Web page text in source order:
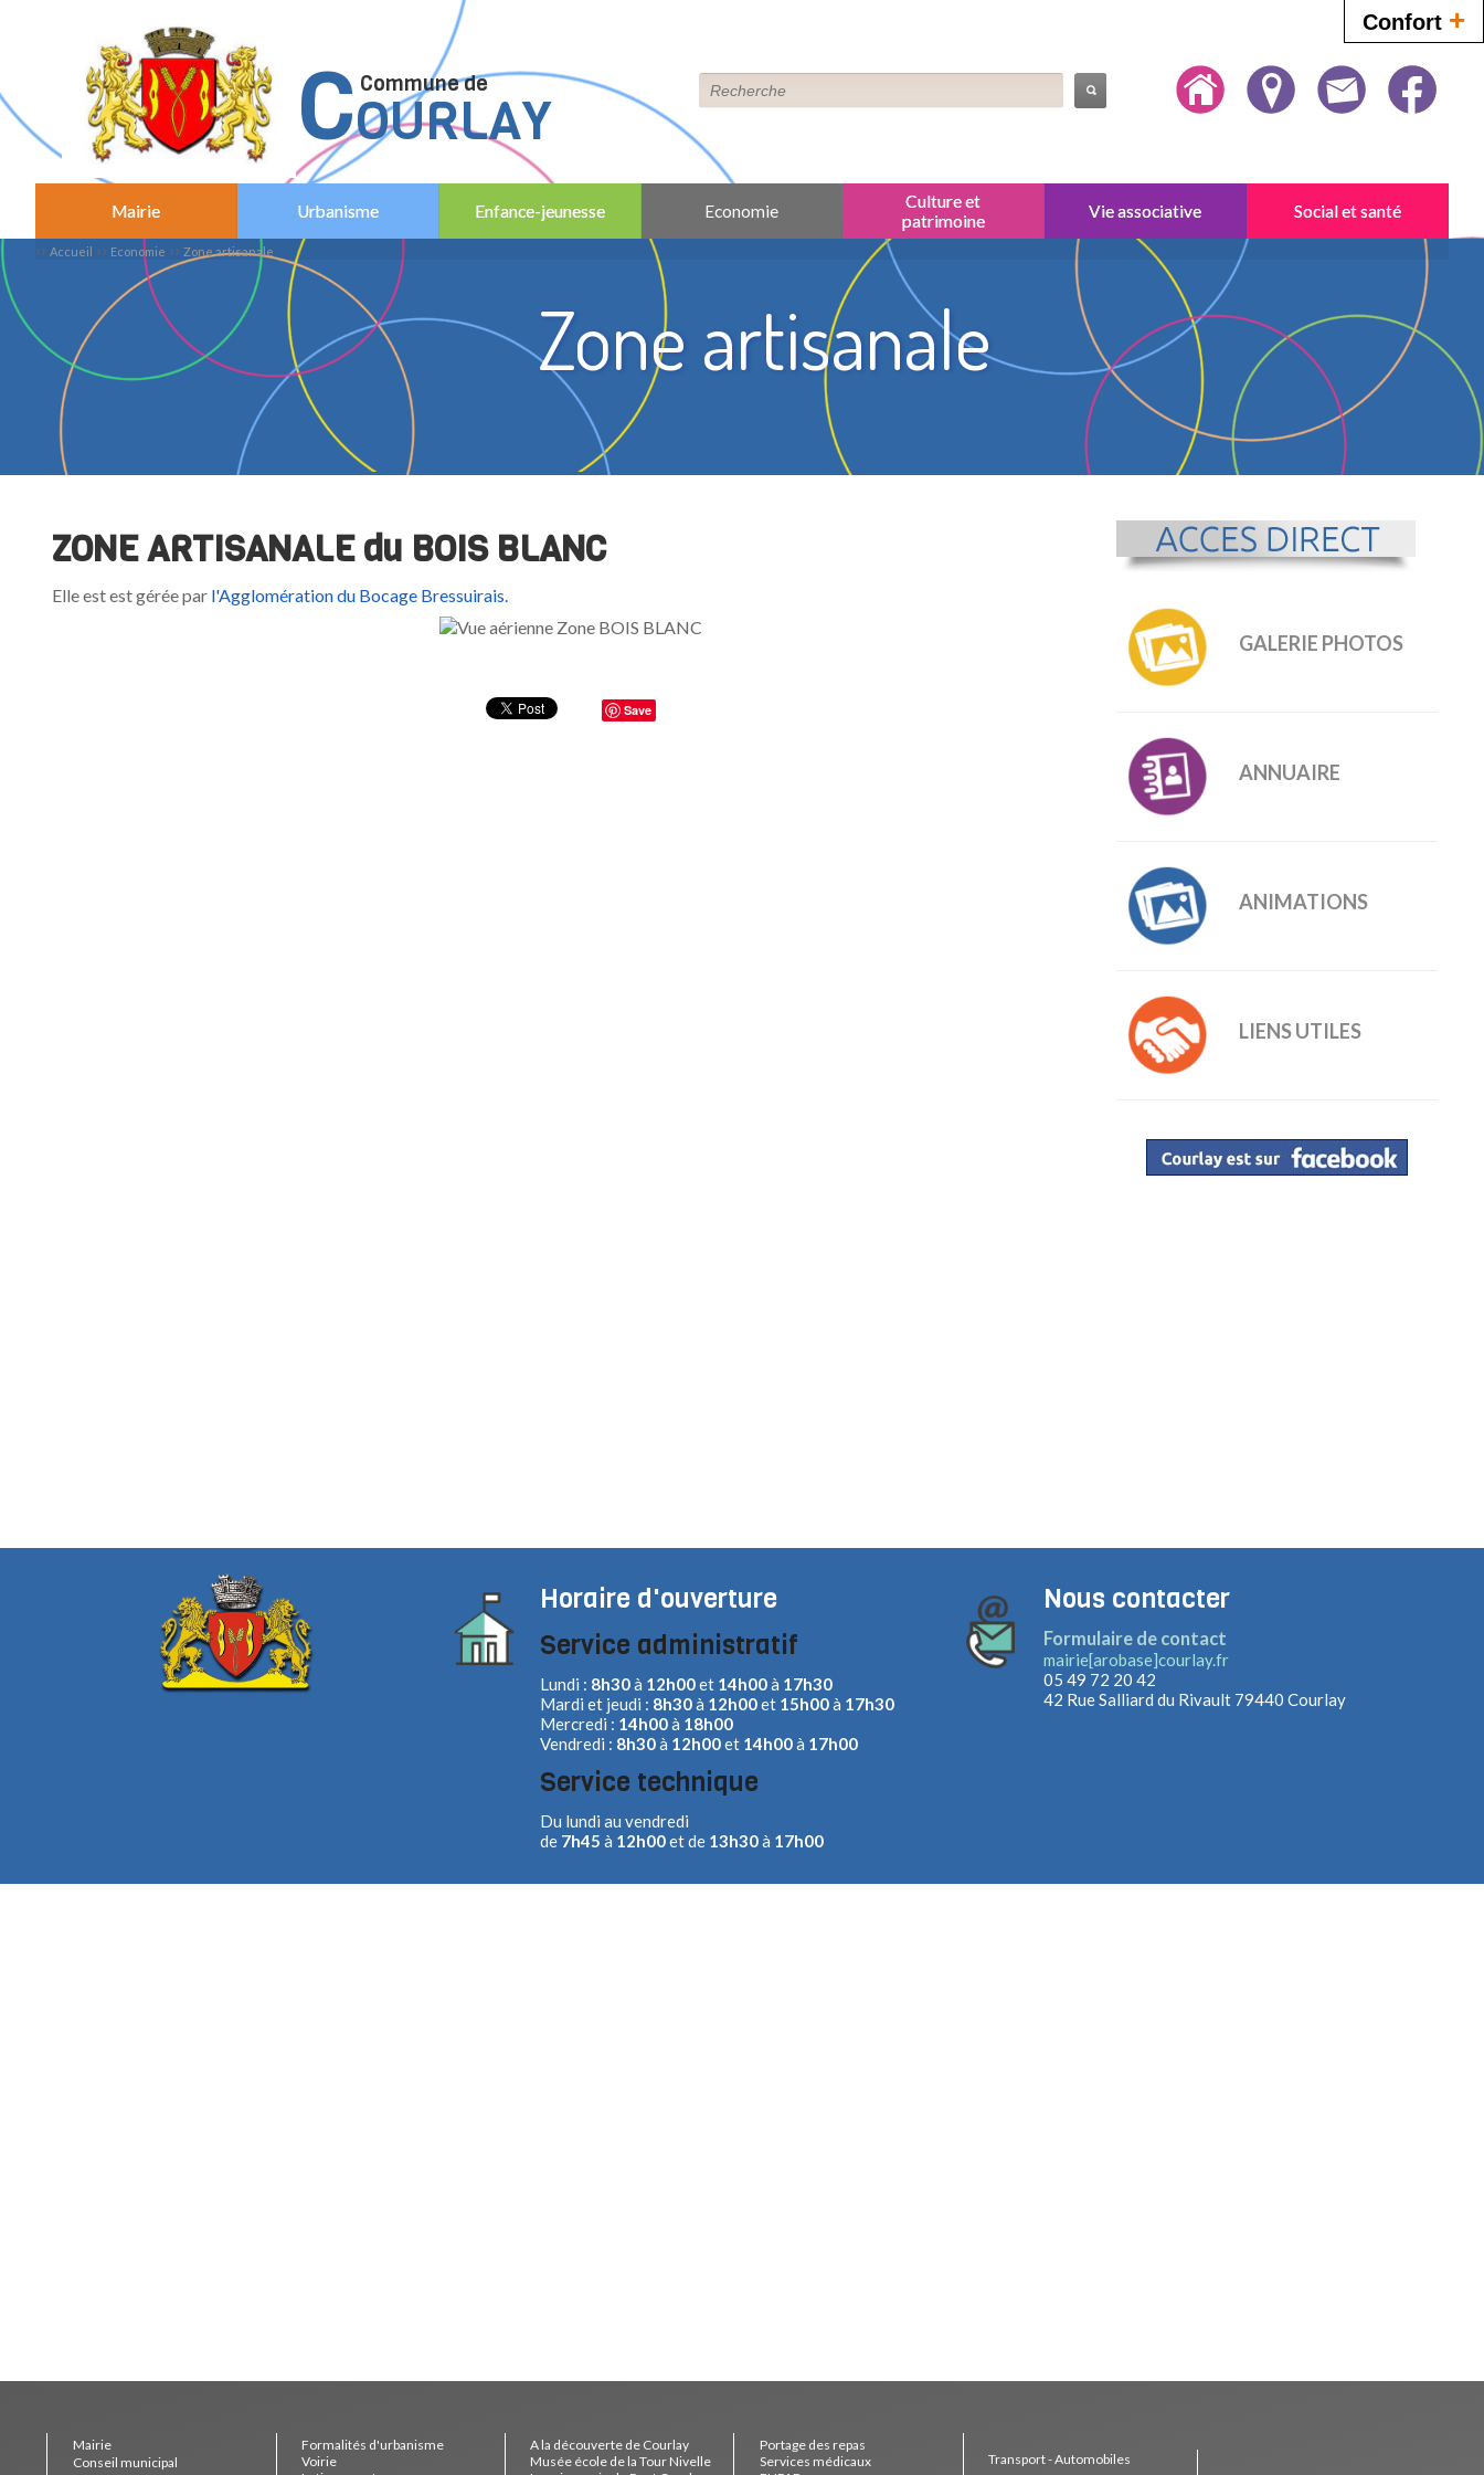
Confort +
Mairie Urbanisme Enfance-jeunesse Economie
Culture et
patrimoine
Vie associative Social et santé
›› Accueil ›› Economie ›› Zone artisanale
Zone artisanale
Commune de
COURLAY
ZONE ARTISANALE du BOIS BLANC
Elle est est gérée par l'Agglomération du Bocage Bressuirais.
Save
GALERIE PHOTOS
ANNUAIRE
ANIMATIONS
LIENS UTILES
Horaire d'ouverture
Service administratif
Lundi : 8h30à 12h00et 14h00à 17h30
Mardi et jeudi : 8h30à 12h00et 15h00à 17h30
Mercredi : 14h00à 18h00
Vendredi : 8h30à 12h00et 14h00à 17h00
Service technique
Du lundi au vendredi
de 7h45 à 12h00et de 13h30à 17h00
Nous contacter
Formulaire de contact
mairie[arobase]courlay.fr
05 49 72 20 42
42 Rue Salliard du Rivault 79440 Courlay
Mairie
Conseil municipal
Formalités d'urbanisme
Voirie
A la découverte de Courlay
Musée école de la Tour Nivelle
Portage des repas
Services médicaux
Transport - Automobiles